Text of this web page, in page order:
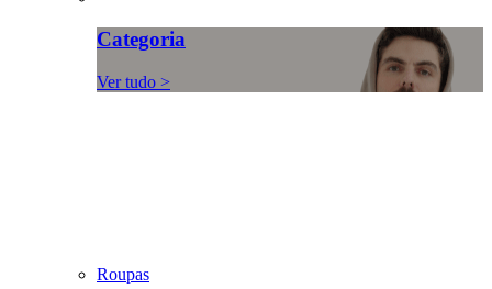
Categoria
Ver tudo >
Roupas